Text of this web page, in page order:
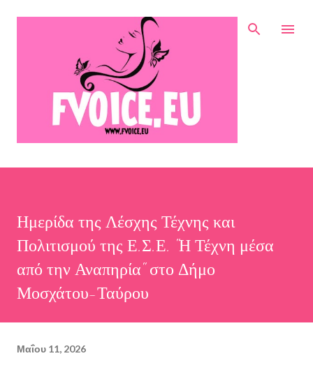
Μετάβαση στο κύριο περιεχόμενο
Ημερίδα της Λέσχης Τέχνης και
Πολιτισμού της Ε.Σ.Ε. "Η Τέχνη μέσα
από την Αναπηρία" στο Δήμο
Μοσχάτου-Ταύρου
Μαΐου 11, 2026